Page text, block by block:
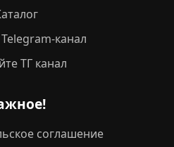
канал
ТГ канал
соглашение